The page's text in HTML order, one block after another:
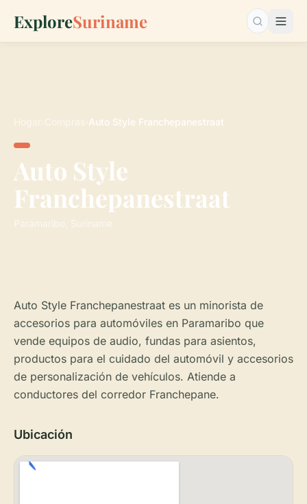
ExploreSuriname Buscar…
Hogar Compras Auto Style Franchepanestraat
Auto Style
Franchepanestraat
Paramaribo, Suriname
Auto Style Franchepanestraat es un minorista de
accesorios para automóviles en Paramaribo que
vende equipos de audio, fundas para asientos,
productos para el cuidado del automóvil y accesorios
de personalización de vehículos. Atiende a
conductores del corredor Franchepane.
Ubicación